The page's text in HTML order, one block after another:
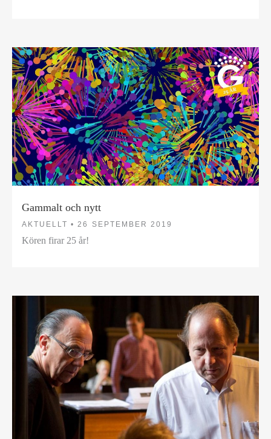
Gammalt och nytt
AKTUELLT • 26 SEPTEMBER 2019
Kören firar 25 år!